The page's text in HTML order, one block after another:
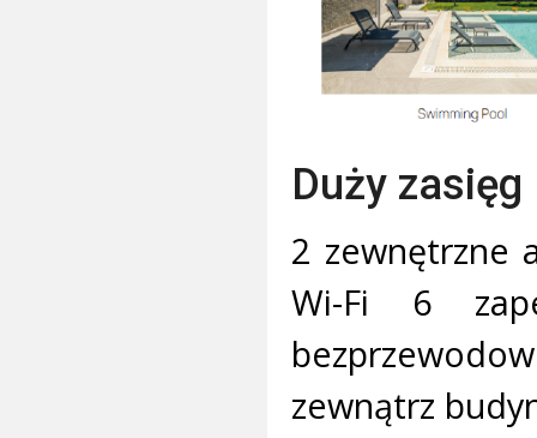
Duży zasięg
2 zewnętrzne
Wi-Fi 6
zewnątrz